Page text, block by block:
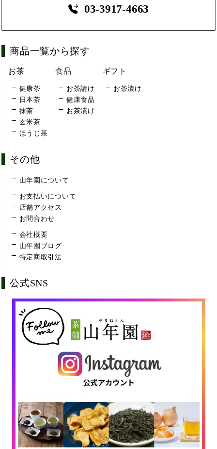
03-3917-4663
商品一覧から探す
お茶
健康茶
日本茶
抹茶
玄米茶
ほうじ茶
食品
お茶請け
健康食品
お茶漬け
ギフト
お茶漬け
その他
山年園について
お支払いについて
店舗アクセス
お問合わせ
会社概要
山年園ブログ
特定商取引法
公式SNS